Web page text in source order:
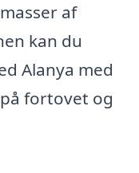
af
kan du
Alanya med
fortovet og